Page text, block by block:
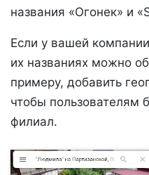
названия «Огонек» и
Если у вашей
их названиях можно
примеру, добавить
чтобы пользователям
филиал.